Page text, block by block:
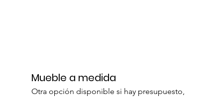
Mueble a medida
Otra opción disponible si hay presupuesto,